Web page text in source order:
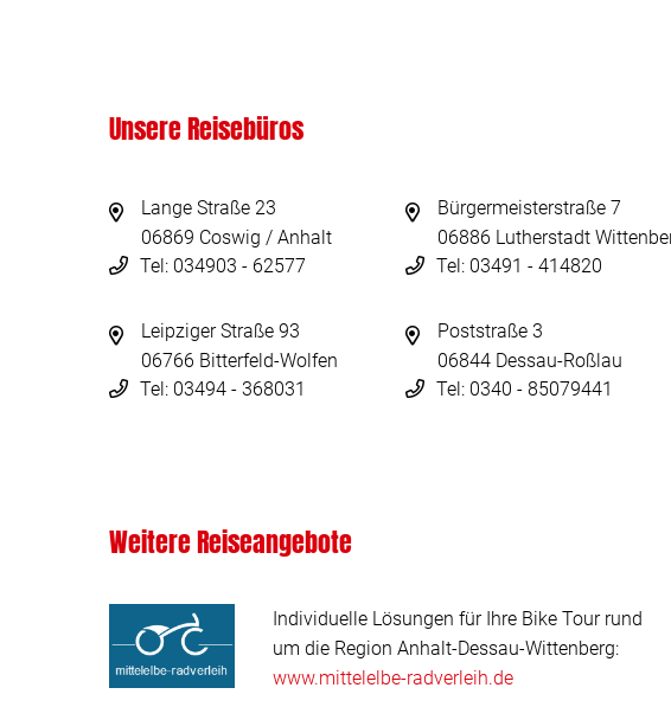
Unsere Reisebüros
Lange Straße 23
06869 Coswig / Anhalt
Tel: 034903 - 62577
Bürgermeisterstraße 7
06886 Lutherstadt
Tel: 03491 - 414820
Leipziger Straße 93
06766 Bitterfeld-Wolfen
Tel: 03494 - 368031
Poststraße 3
06844 Dessau-Roßlau
Tel: 0340 - 85079441
Weitere Reiseangebote
Individuelle Lösungen für Ihre Bike Tour rund
um die Region Anhalt-Dessau-Wittenberg:
www.mittelelbe-radverleih.de